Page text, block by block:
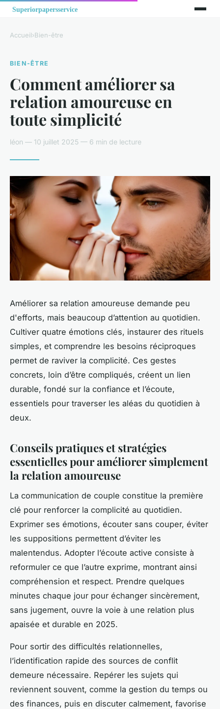
Accueil›Bien-être
BIEN-ÊTRE
Comment améliorer sa
relation amoureuse en
toute simplicité
léon — 10 juillet 2025 — 6 min de lecture
Améliorer sa relation amoureuse demande peu
d'efforts, mais beaucoup d’attention au quotidien.
Cultiver quatre émotions clés, instaurer des rituels
simples, et comprendre les besoins réciproques
permet de raviver la complicité. Ces gestes
concrets, loin d’être compliqués, créent un lien
durable, fondé sur la confiance et l’écoute,
essentiels pour traverser les aléas du quotidien à
deux.
Conseils pratiques et stratégies
essentielles pour améliorer simplement
la relation amoureuse
La communication de couple constitue la première
clé pour renforcer la complicité au quotidien.
Exprimer ses émotions, écouter sans couper, éviter
les suppositions permettent d’éviter les
malentendus. Adopter l’écoute active consiste à
reformuler ce que l’autre exprime, montrant ainsi
compréhension et respect. Prendre quelques
minutes chaque jour pour échanger sincèrement,
sans jugement, ouvre la voie à une relation plus
apaisée et durable en 2025.
Pour sortir des difficultés relationnelles,
l’identification rapide des sources de conflit
demeure nécessaire. Repérer les sujets qui
reviennent souvent, comme la gestion du temps ou
des finances, puis en discuter calmement, favorise